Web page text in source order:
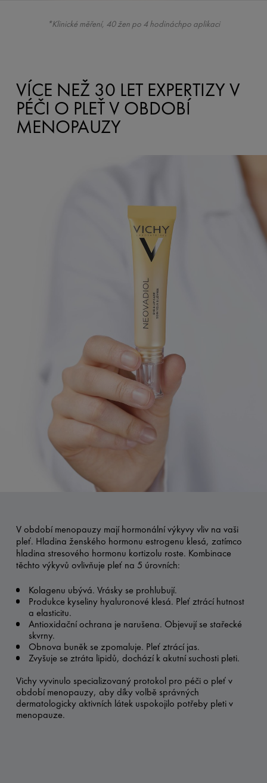
*Klinické měření, 40 žen po 4 hodináchpo aplikaci
VÍCE NEŽ 30 LET EXPERTIZY V
PÉČI O PLEŤ V OBDOBÍ
MENOPAUZY
V období menopauzy mají hormonální výkyvy vliv na vaši
pleť. Hladina ženského hormonu estrogenu klesá, zatímco
hladina stresového hormonu kortizolu roste. Kombinace
těchto výkyvů ovlivňuje pleť na 5 úrovních:
Kolagenu ubývá. Vrásky se prohlubují.
Produkce kyseliny hyaluronové klesá. Pleť ztrácí hutnost
a elasticitu.
Antioxidační ochrana je narušena. Objevují se stařecké
skvrny.
Obnova buněk se zpomaluje. Pleť ztrácí jas.
Zvyšuje se ztráta lipidů, dochází k akutní suchosti pleti.
Vichy vyvinulo specializovaný protokol pro péči o pleť v
období menopauzy, aby díky volbě správných
dermatologicky aktivních látek uspokojilo potřeby pleti v
menopauze.